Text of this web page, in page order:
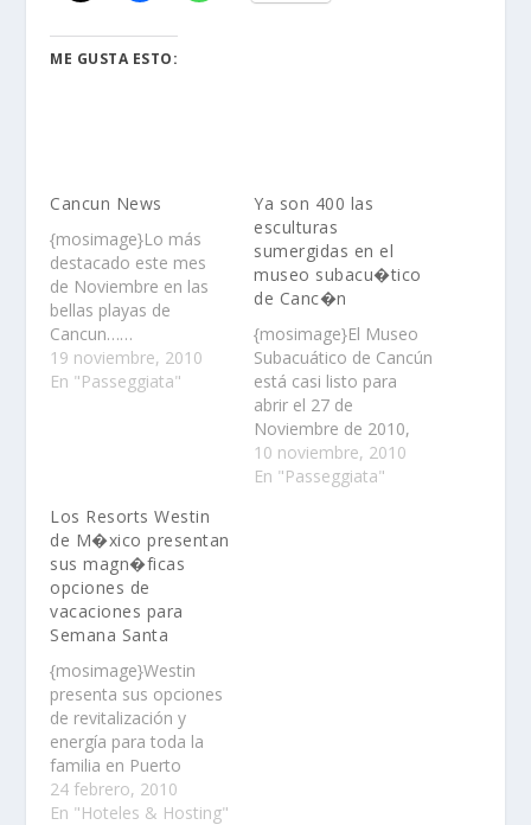
ME GUSTA ESTO:
Cancun News
{mosimage}Lo más
destacado este mes
de Noviembre en las
bellas playas de
Cancun……
19 noviembre, 2010
En "Passeggiata"
Ya son 400 las
esculturas
sumergidas en el
museo subacu�tico
de Canc�n
{mosimage}El Museo
Subacuático de Cancún
está casi listo para
abrir el 27 de
Noviembre de 2010,
en el marco de la XVI
Conferencia de las
10 noviembre, 2010
En "Passeggiata"
Los Resorts Westin
de M�xico presentan
sus magn�ficas
opciones de
vacaciones para
Semana Santa
{mosimage}Westin
presenta sus opciones
de revitalización y
energía para toda la
familia en Puerto
Vallarta, Los Cabos y
Cancún con noches
24 febrero, 2010
En "Hoteles & Hosting"